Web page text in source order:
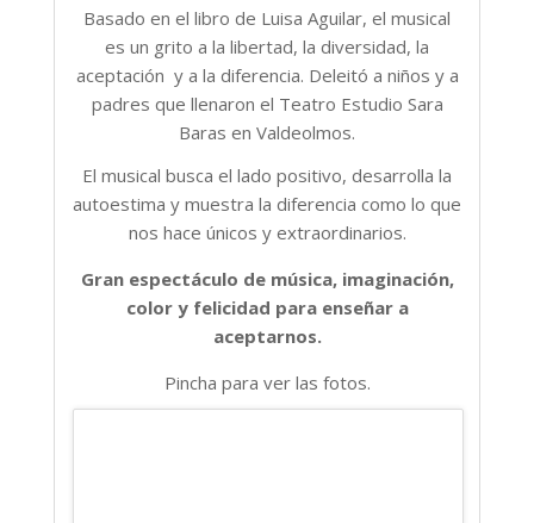
Basado en el libro de Luisa Aguilar, el musical
es un grito a la libertad, la diversidad, la
aceptación y a la diferencia. Deleitó a niños y a
padres que llenaron el Teatro Estudio Sara
Baras en Valdeolmos.
El musical busca el lado positivo, desarrolla la
autoestima y muestra la diferencia como lo que
nos hace únicos y extraordinarios.
Gran espectáculo de música, imaginación,
color y felicidad para enseñar a
aceptarnos.
Pincha para ver las fotos.